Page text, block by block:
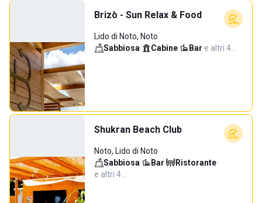
Brizò - Sun Relax & Food
Lido di Noto, Noto
Sabbiosa· Cabine· Bar·e altri 4…
Shukran Beach Club
Noto, Lido di Noto
Sabbiosa· Bar· Ristorante·
e altri 4…